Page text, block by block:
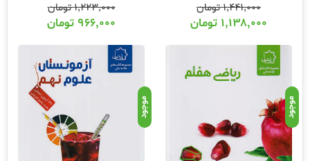
۱,۴۴۱,۰۰۰تومان
۱,۱۳۸,۰۰۰ تومان
۱,۲۲۳,۰۰۰تومان
۹۶۶,۰۰۰ تومان
موجود موجود